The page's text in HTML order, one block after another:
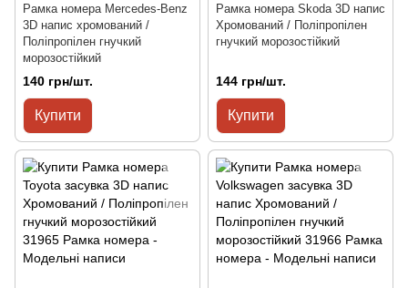
Рамка номера Mercedes-Benz
3D напис хромований /
Поліпропілен гнучкий
морозостійкий
140 грн/шт.
Купити
Рамка номера Skoda 3D напис
Хромований / Поліпропілен
гнучкий морозостійкий
144 грн/шт.
Купити